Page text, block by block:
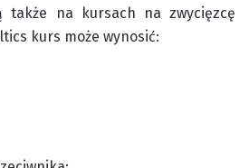
także na kursach na zwycięzcę
kurs może wynosić: